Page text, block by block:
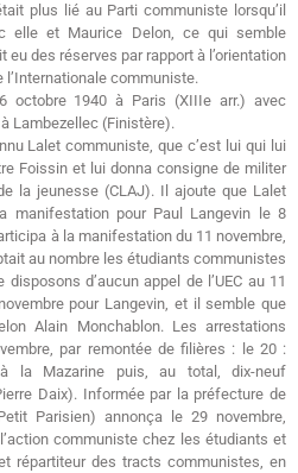
plus lié au Parti communiste lorsqu’il
elle et Maurice Delon, ce qui semble
eu des réserves par rapport à l’orientation
l’Internationale communiste.
octobre 1940 à Paris (XIIIe arr.) avec
Lambezellec (Finistère).
Lalet communiste, que c’est lui qui lui
Foissin et lui donna consigne de militer
la jeunesse (CLAJ). Il ajoute que Lalet
manifestation pour Paul Langevin le 8
à la manifestation du 11 novembre,
au nombre les étudiants communistes
d’aucun appel de l’UEC au 11
pour Langevin, et il semble que
Alain Monchablon. Les arrestations
par remontée de filières : le 20 :
la Mazarine puis, au total, dix-neuf
Daix). Informée par la préfecture de
Parisien) annonça le 29 novembre,
communiste chez les étudiants et
répartiteur des tracts communistes, en